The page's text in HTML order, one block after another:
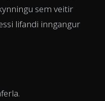
sem veitir
lifandi inngangur